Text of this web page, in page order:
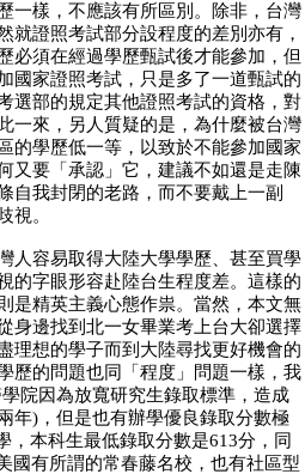
一樣，不應該有所區別。除非，台灣
就證照考試部分設程度的差別亦有，
必須在經過學歷甄試後才能參加，但
國家證照考試，只是多了一道甄試的
選部的規定其他證照考試的資格，對
一來，另人質疑的是，為什麼被台灣
的學歷低一等，以致於不能參加國家
又要「承認」它，建議不如還是走陳
自我封閉的老路，而不要戴上一副
視。
人容易取得大陸大學學歷、甚至買學
的字眼形容赴陸台生程度差。這樣的
是精英主義心態作祟。當然，本文無
身邊找到北一女畢業考上台大卻選擇
理想的學子而到大陸尋找更好機會的
歷的問題也同「程度」問題一樣，我
院因為放寬研究生錄取標準，造成
年)，但是也有辦學優良錄取分數極
本科生最低錄取分數是613分，同
國有所謂的常春藤名校，也有社區型